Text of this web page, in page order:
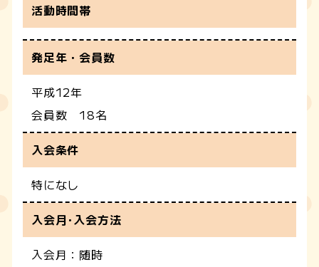
活動時間帯
発足年・会員数
平成12年
会員数 18名
入会条件
特になし
入会月･入会方法
入会月：随時